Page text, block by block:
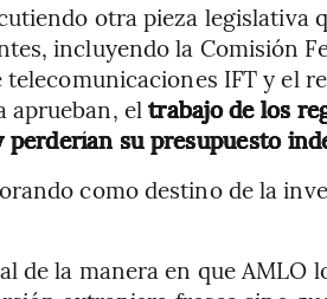
otra pieza legislativa
incluyendo la Comisión
IFT y el
aprueban, el trabajo de los
su presupuesto
como destino de la
de la manera en que AMLO